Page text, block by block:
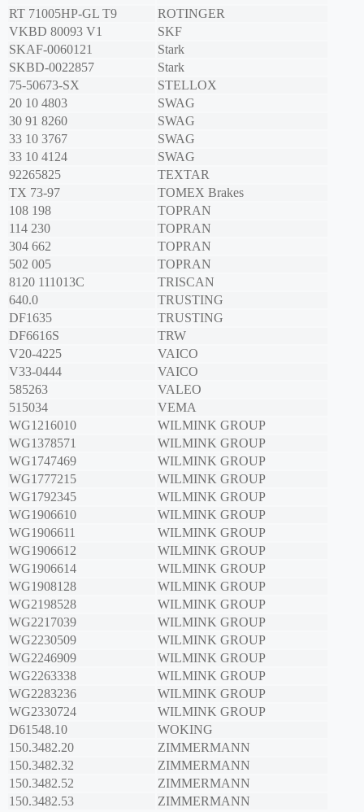
RT 71005HP-GL T9
ROTINGER
VKBD 80093 V1
SKF
SKAF-0060121
Stark
SKBD-0022857
Stark
75-50673-SX
STELLOX
20 10 4803
SWAG
30 91 8260
SWAG
33 10 3767
SWAG
33 10 4124
SWAG
92265825
TEXTAR
TX 73-97
TOMEX Brakes
108 198
TOPRAN
114 230
TOPRAN
304 662
TOPRAN
502 005
TOPRAN
8120 111013C
TRISCAN
640.0
TRUSTING
DF1635
TRUSTING
DF6616S
TRW
V20-4225
VAICO
V33-0444
VAICO
585263
VALEO
515034
VEMA
WG1216010
WILMINK GROUP
WG1378571
WILMINK GROUP
WG1747469
WILMINK GROUP
WG1777215
WILMINK GROUP
WG1792345
WILMINK GROUP
WG1906610
WILMINK GROUP
WG1906611
WILMINK GROUP
WG1906612
WILMINK GROUP
WG1906614
WILMINK GROUP
WG1908128
WILMINK GROUP
WG2198528
WILMINK GROUP
WG2217039
WILMINK GROUP
WG2230509
WILMINK GROUP
WG2246909
WILMINK GROUP
WG2263338
WILMINK GROUP
WG2283236
WILMINK GROUP
WG2330724
WILMINK GROUP
D61548.10
WOKING
150.3482.20
ZIMMERMANN
150.3482.32
ZIMMERMANN
150.3482.52
ZIMMERMANN
150.3482.53
ZIMMERMANN